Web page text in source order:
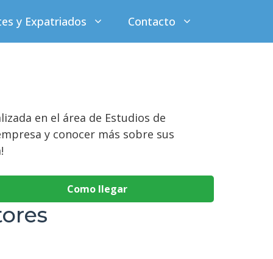
y Expatriados Contacto
en el área de Estudios de
y conocer más sobre sus
Como llegar